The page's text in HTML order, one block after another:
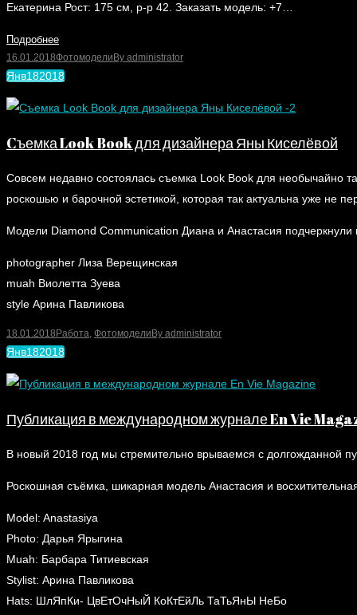
Екатерина Рост: 175 см, р-р 42. Заказать модель: +7…
Подробнее
16.01.2018Фотомодели By administrator
Янв182018
Cъемка Look Book для дизайнера Яны Киселёвой
Совсем недавно состоялась съемка Look Book для необычайно
роскошью и барочной эстетикой, которая так актуальна уже не
Модели Diamond Communication Диана и Анастасия подчеркнули
photographer Лиза Верещинская
muah Виолетта Зуева
style Арина Павликова
18.01.2018 Работа, Фотомодели By administrator
Янв182018
Публикация в международном журнале En Vie
В новый 2018 год мы стремительно врываемся с долгожданной
Роскошная съёмка, шикарная модель Анастасия и
Model: Anastasiya
Photo: Дарья Ярыгина
Muah: Барбара Титиевская
Stylist: Арина Павликова
Hats: ШлЯпКи- ЦвЕтОчНыЙ КоКтЕйЛь ТаТьЯнЫ НеБо